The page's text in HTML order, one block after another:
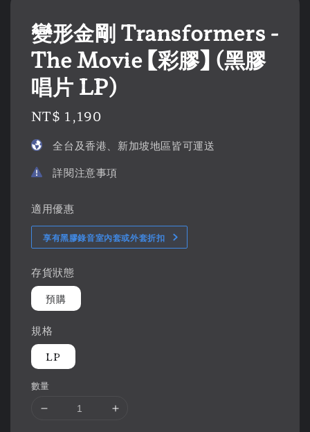
變形金剛 Transformers -
The Movie 【彩膠】 (黑膠
唱片 LP)
Regular
NT$ 1,190
全台及香港、新加坡地區皆可運送
詳閱注意事項
適用優惠
享有黑膠錄音室內套或外套折扣
存貨狀態
預購
規格
LP
數量